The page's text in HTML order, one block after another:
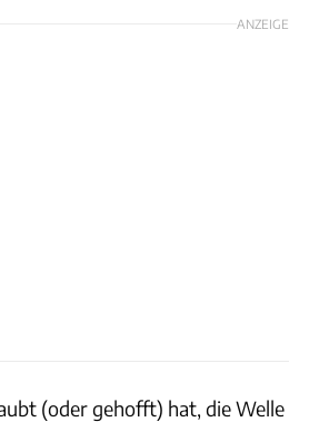
ANZEIGE
(oder gehofft) hat, die Welle